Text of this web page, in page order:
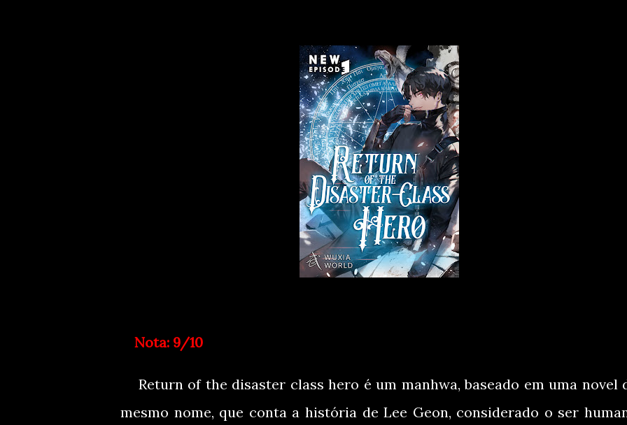
Nota: 9/10
Return of the disaster class hero é um manhwa, baseado em uma novel
mesmo nome, que conta a história de Lee Geon, considerado o ser